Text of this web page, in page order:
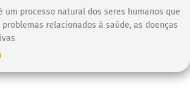
um processo natural dos seres humanos que
relacionados à saúde, as doenças